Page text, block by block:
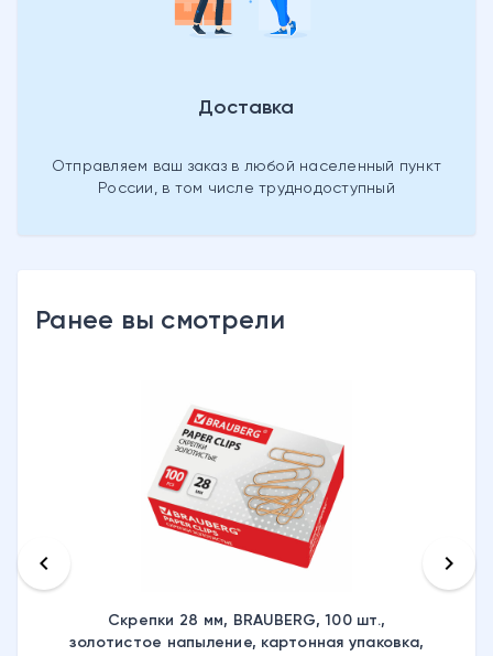
Доставка
Отправляем ваш заказ в любой населенный пункт
России, в том числе труднодоступный
Ранее вы смотрели
Скрепки 28 мм, BRAUBERG, 100 шт.,
золотистое напыление, картонная упаковка,
keyboard_arrow_left keyboard_arrow_right